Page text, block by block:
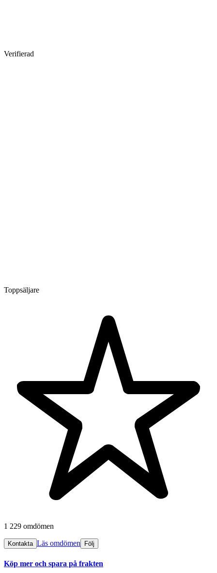
Verifierad
Toppsäljare
1 229 omdömen
Kontakta Läs omdömen Följ
Köp mer och spara på frakten